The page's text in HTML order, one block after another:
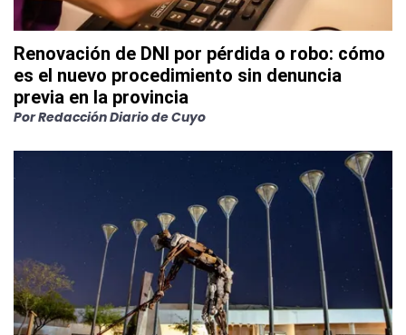
Renovación de DNI por pérdida o robo: cómo
es el nuevo procedimiento sin denuncia
previa en la provincia
PorRedacción Diario de Cuyo